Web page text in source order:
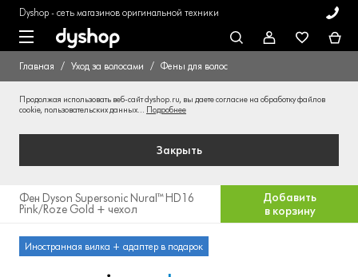
Dyshop - сеть магазинов оригинальной техники
Главная Уход за волосами Фены для волос
Продолжая использовать веб-сайт dyshop.ru, вы даете согласие на обработку файлов
cookie, пользовательских данных... Подробнее
Закрыть
Фен Dyson Supersonic Nural™ HD16
Pink/Roze Gold + чехол
Добавить
в корзину
Иностранная вилка + адаптер в подарок